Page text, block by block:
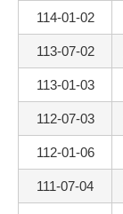
114-01-02
113-07-02
113-01-03
112-07-03
112-01-06
111-07-04